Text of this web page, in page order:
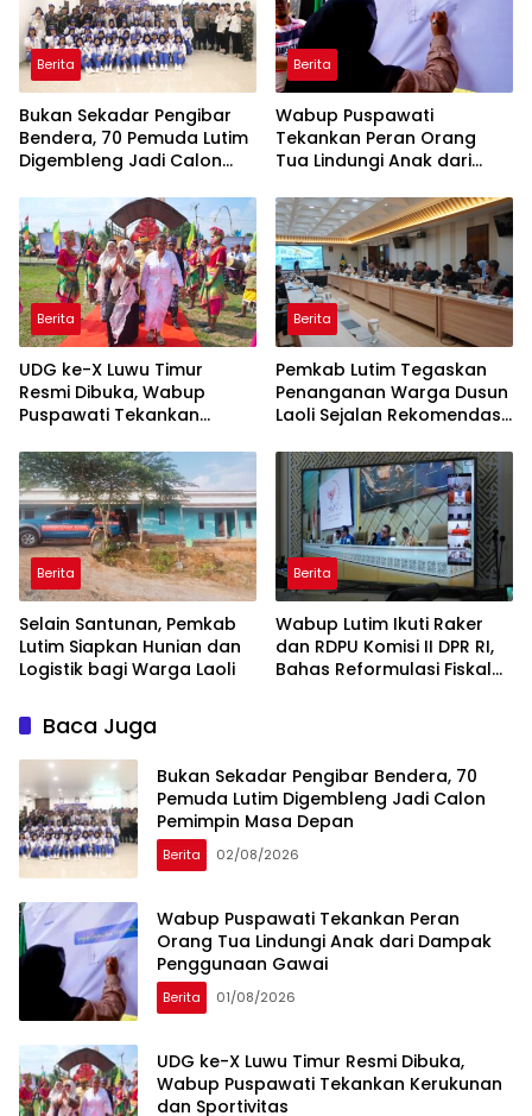
Berita
‎Bukan Sekadar Pengibar
Bendera, 70 Pemuda Lutim
Digembleng Jadi Calon
Berita
Wabup Puspawati
Tekankan Peran Orang
Tua Lindungi Anak dari
Gawai
Berita
UDG ke-X Luwu Timur
Resmi Dibuka, Wabup
Puspawati Tekankan
Berita
Pemkab Lutim Tegaskan
Penanganan Warga Dusun
Laoli Sejalan Rekomendasi
Berita
Selain Santunan, Pemkab
Lutim Siapkan Hunian dan
Logistik bagi Warga Laoli
Berita
Wabup Lutim Ikuti Raker
dan RDPU Komisi II DPR RI,
Bahas Reformulasi Fiskal
Baca Juga
‎Bukan Sekadar Pengibar Bendera, 70
Pemuda Lutim Digembleng Jadi Calon
Pemimpin Masa Depan
Berita 02/08/2026
Wabup Puspawati Tekankan Peran
Orang Tua Lindungi Anak dari Dampak
Penggunaan Gawai
Berita 01/08/2026
UDG ke-X Luwu Timur Resmi Dibuka,
Wabup Puspawati Tekankan Kerukunan
dan Sportivitas